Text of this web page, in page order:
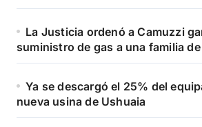
La Justicia ordenó a Camuzzi
suministro de gas a una familia
Ya se descargó el 25% del
nueva usina de Ushuaia